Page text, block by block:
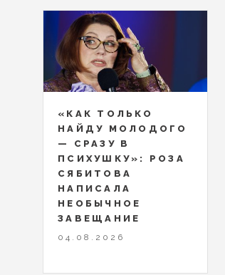
«КАК ТОЛЬКО
НАЙДУ МОЛОДОГО
— СРАЗУ В
ПСИХУШКУ»: РОЗА
СЯБИТОВА
НАПИСАЛА
НЕОБЫЧНОЕ
ЗАВЕЩАНИЕ
04.08.2026